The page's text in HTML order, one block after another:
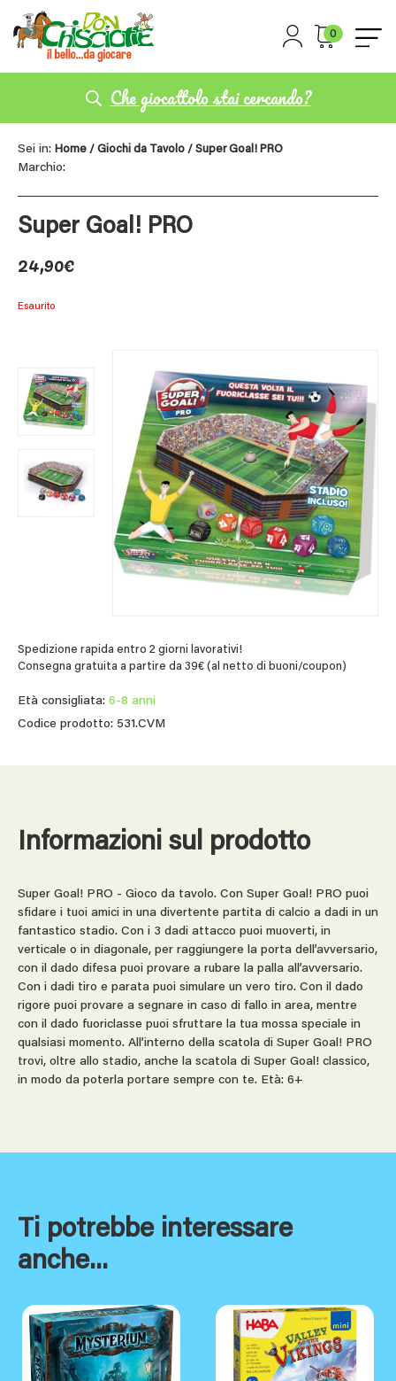
0
Che giocattolo stai cercando?
Sei in: Home / Giochi da Tavolo / Super Goal! PRO
Marchio:
Super Goal! PRO
24,90€
Esaurito
Spedizione rapida entro 2 giorni lavorativi!
Consegna gratuita a partire da 39€ (al netto di buoni/coupon)
Età consigliata: 6-8 anni
Codice prodotto: 531.CVM
Informazioni sul prodotto
Super Goal! PRO - Gioco da tavolo. Con Super Goal! PRO puoi
sfidare i tuoi amici in una divertente partita di calcio a dadi in un
fantastico stadio. Con i 3 dadi attacco puoi muoverti, in
verticale o in diagonale, per raggiungere la porta dell’avversario,
con il dado difesa puoi provare a rubare la palla all’avversario.
Con i dadi tiro e parata puoi simulare un vero tiro. Con il dado
rigore puoi provare a segnare in caso di fallo in area, mentre
con il dado fuoriclasse puoi sfruttare la tua mossa speciale in
qualsiasi momento. All’interno della scatola di Super Goal! PRO
trovi, oltre allo stadio, anche la scatola di Super Goal! classico,
in modo da poterla portare sempre con te. Età: 6+
Ti potrebbe interessare
anche...